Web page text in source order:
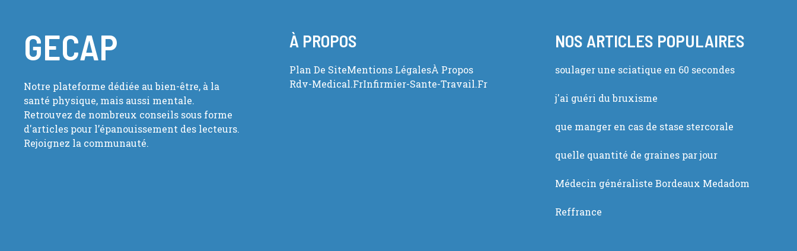
GECAP
Notre plateforme dédiée au bien-être, à la
santé physique, mais aussi mentale.
Retrouvez de nombreux conseils sous forme
d'articles pour l’épanouissement des lecteurs.
Rejoignez la communauté.
À PROPOS
Plan De SiteMentions LégalesÀ Propos
Rdv-Medical.frInfirmier-Sante-Travail.fr
NOS ARTICLES POPULAIRES
soulager une sciatique en 60 secondes
j'ai guéri du bruxisme
que manger en cas de stase stercorale
quelle quantité de graines par jour
Médecin généraliste Bordeaux Medadom
Reffrance